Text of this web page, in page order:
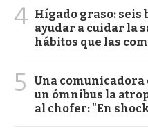
4 Hígado graso: seis
ayudar a cuidar la
hábitos que las
5
Una comunicadora
un ómnibus la
al chofer: "En